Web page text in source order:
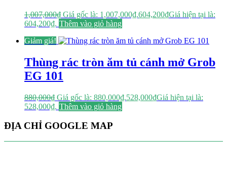
1,007,000₫ Giá gốc là: 1,007,000₫.604,200₫Giá hiện tại là:
604,200₫. Thêm vào giỏ hàng
Giảm giá!
Thùng rác tròn ăm tủ cánh mở Grob
EG 101
880,000₫ Giá gốc là: 880,000₫.528,000₫Giá hiện tại là:
528,000₫. Thêm vào giỏ hàng
ĐỊA CHỈ GOOGLE MAP